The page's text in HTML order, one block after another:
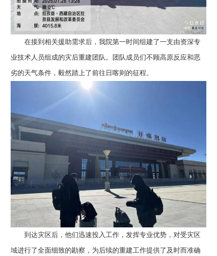
在接到相关援助需求后，我院第一时间组建了一支由资深专
业技术人员组成的灾后重建团队。团队成员们不顾高原反应和恶
劣的天气条件，毅然踏上了前往日喀则的征程。
到达灾区后，他们迅速投入工作，发挥专业优势，对受灾区
域进行了全面细致的勘察，为后续的重建工作提供了及时而准确